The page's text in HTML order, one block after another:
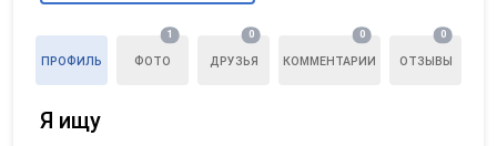
ПРОФИЛЬ ФОТО
1
ДРУЗЬЯ
0
КОММЕНТАРИИ
0
ОТЗЫВЫ
0
Я ищу